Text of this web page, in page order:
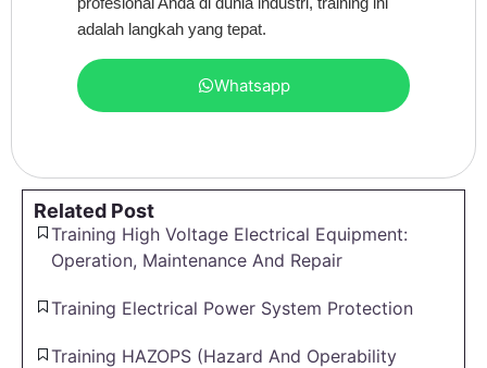
adalah langkah yang tepat.
Whatsapp
Related Post
Training High Voltage Electrical Equipment:
Operation, Maintenance And Repair
Training Electrical Power System Protection
Training HAZOPS (Hazard And Operability